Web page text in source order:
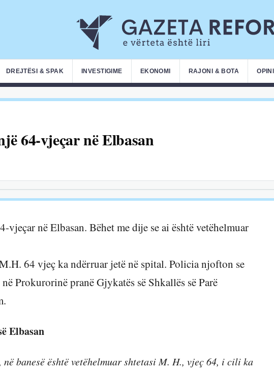
DREJTËSI & SPAK INVESTIGIME EKONOMI RAJONI & BOTA
64-vjeçar në Elbasan
vjeçar në Elbasan. Bëhet me dije se ai është vetëhelmuar
64 vjeç ka ndërruar jetë në spital. Policia njofton se
Prokurorinë pranë Gjykatës së Shkallës së Parë
Elbasan
në banesë është vetëhelmuar shtetasi M. H., vjeç 64, i cili ka